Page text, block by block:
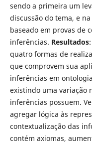
sendo a primeira um
discussão do tema, e
baseado em provas de
inferências. Resultados
quatro formas de
que comprovem sua
inferências em
existindo uma variação
inferências possuem.
agregar lógica às
contextualização das
contém axiomas,